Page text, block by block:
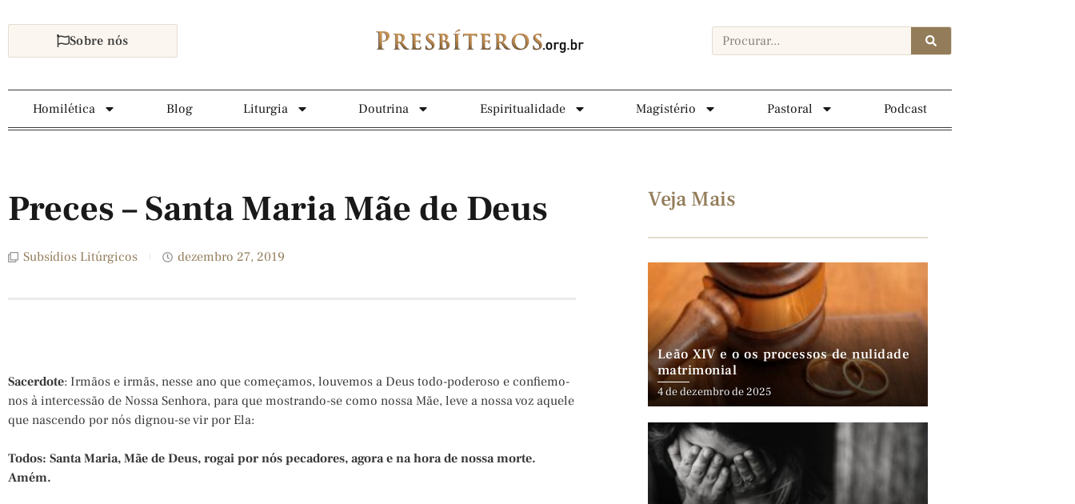
Sobre nós
Homilética Blog Liturgia Doutrina Espiritualidade Magistério Pastoral Podcast
Preces – Santa Maria Mãe de Deus
Subsídios Litúrgicos dezembro 27, 2019
Sacerdote: Irmãos e irmãs, nesse ano que começamos, louvemos a Deus todo-poderoso e confiemo-
nos à intercessão de Nossa Senhora, para que mostrando-se como nossa Mãe, leve a nossa voz aquele
que nascendo por nós dignou-se vir por Ela:
Todos: Santa Maria, Mãe de Deus, rogai por nós pecadores, agora e na hora de nossa morte.
Amém.
Veja Mais
Leão XIV e o os processos de nulidade
matrimonial
4 de dezembro de 2025